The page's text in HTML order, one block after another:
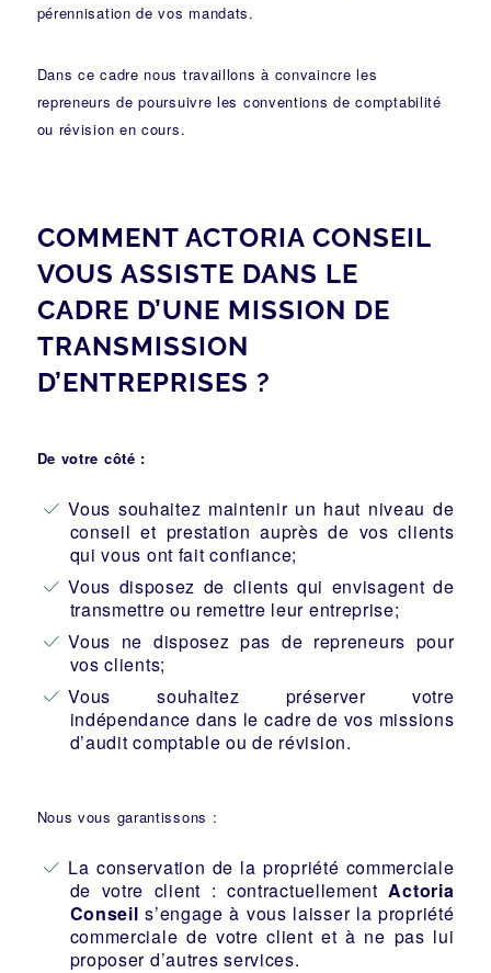
pérennisation de vos mandats.
Dans ce cadre nous travaillons à convaincre les
repreneurs de poursuivre les conventions de comptabilité
ou révision en cours.
COMMENT ACTORIA CONSEIL
VOUS ASSISTE DANS LE
CADRE D’UNE MISSION DE
TRANSMISSION
D’ENTREPRISES ?
De votre côté :
Vous souhaitez maintenir un haut niveau de
conseil et prestation auprès de vos clients
qui vous ont fait confiance;
Vous disposez de clients qui envisagent de
transmettre ou remettre leur entreprise;
Vous ne disposez pas de repreneurs pour
vos clients;
Vous souhaitez préserver votre
indépendance dans le cadre de vos missions
d’audit comptable ou de révision.
Nous vous garantissons :
La conservation de la propriété commerciale
de votre client : contractuellementActoria
Conseil s’engage à vous laisser la propriété
commerciale de votre client et à ne pas lui
proposer d’autres services.